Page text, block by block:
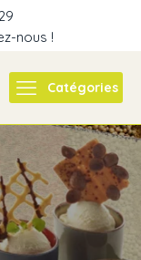
nous !
Catégories